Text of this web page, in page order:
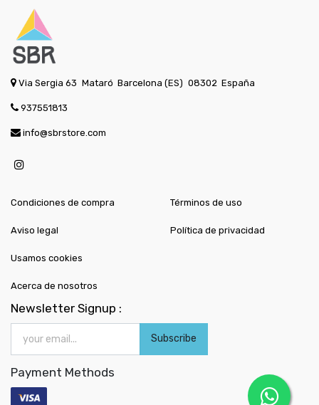
Via Sergia 63 Mataró Barcelona (ES) 08302 España
937551813
info@sbrstore.com
Condiciones de compra
Aviso legal
Términos de uso
Política de privacidad
Usamos cookies
Acerca de nosotros
Newsletter Signup :
Subscribe
Payment Methods